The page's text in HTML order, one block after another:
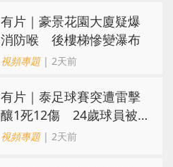
有片｜豪景花園大廈疑爆
消防喉 後樓梯慘變瀑布
視頻專題| 2天前
有片｜泰足球賽突遭雷擊
釀1死12傷 24歲球員被
閃電劈中亡
視頻專題| 2天前